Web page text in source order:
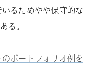
るためやや保守的な
る。
ポートフォリオ例を